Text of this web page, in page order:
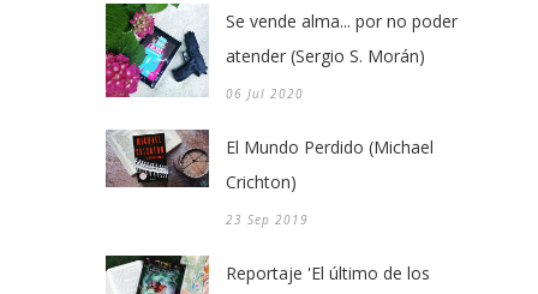
Se vende alma... por no poder
atender (Sergio S. Morán)
06 Jul 2020
El Mundo Perdido (Michael
Crichton)
23 Sep 2019
Reportaje 'El último de los